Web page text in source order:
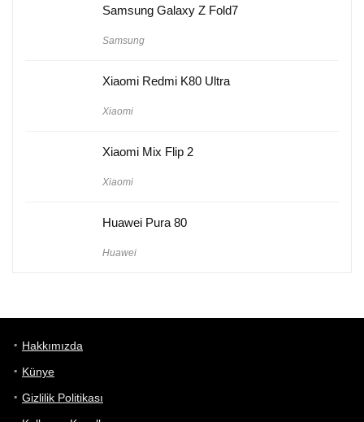
Samsung Galaxy Z Fold7
Samsung
Xiaomi Redmi K80 Ultra
Xiaomi
Xiaomi Mix Flip 2
Xiaomi
Huawei Pura 80
Huawei
Hakkımızda
Künye
Gizlilik Politikası